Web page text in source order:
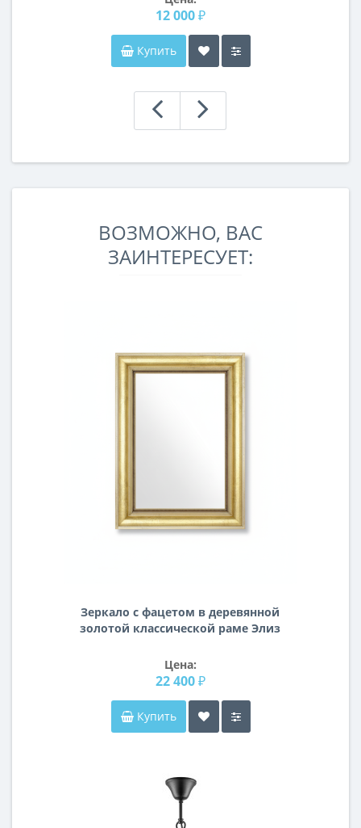
12 000 ₽
Купить
ВОЗМОЖНО, ВАС
ЗАИНТЕРЕСУЕТ:
Зеркало с фацетом в деревянной
золотой классической раме Элиз
Цена:
22 400 ₽
Купить